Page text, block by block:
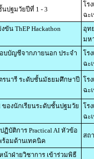
ปฐมวัยปีที่ 1 - 3
โร
ฉะ
ขัน ThEP Hackathon
อุท
มห
บบัญชีจากภายนอก ประจำ
โร
ฉะ
รนารี ระดับชั้นมัธยมศึกษาปี โร
ฉะ
ของนักเรียนระดับชั้นปฐมวัย
โร
ฉะ
บัติการ Practical AI หัวข้อ
ร้อมด้านเทคนิค
สถ
าฝ่ายวิชาการ เข้าร่วมพิธี